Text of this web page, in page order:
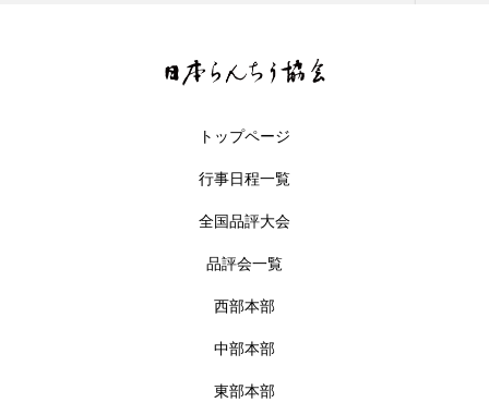
トップページ
行事日程一覧
全国品評大会
品評会一覧
西部本部
中部本部
東部本部